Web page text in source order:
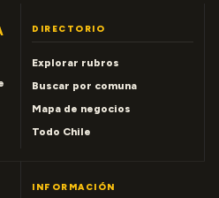
DIRECTORIO
Explorar rubros
Buscar por comuna
Mapa de negocios
Todo Chile
INFORMACIÓN